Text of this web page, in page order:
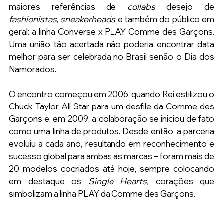
maiores referências de collabs
fashionistas, sneakerheads e também do público em
geral: a linha Converse x PLAY Comme des Garçons.
Uma união tão acertada não poderia encontrar data
melhor para ser celebrada no Brasil senão o Dia dos
Namorados.
O encontro começou em 2006, quando Rei estilizou o
Chuck Taylor All Star para um desfile da Comme des
Garçons e, em 2009, a colaboração se iniciou de fato
como uma linha de produtos. Desde então, a parceria
evoluiu a cada ano, resultando em reconhecimento e
sucesso global para ambas as marcas – foram mais de
20 modelos cocriados até hoje, sempre colocando
em destaque os Single Hearts, corações que
simbolizam a linha PLAY da Comme des Garçons.